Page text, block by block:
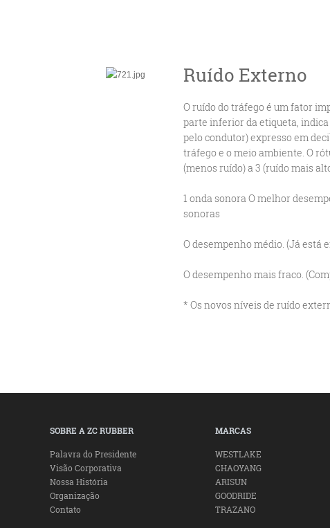
Ruído Externo
O ruído do tráfego é um fator
parte inferior da etiqueta,
pelo condutor) expresso em
tráfego e o meio ambiente. O
(menos ruído) a 3 (ruído mais
1 onda sonora O melhor
sonoras
O desempenho médio. (Já está
O desempenho mais fraco.
* Os novos níveis de ruído
SOBRE A ZC RUBBER
Palavra do Presidente
Visão Corporativa
Nossa História
Organização
Contato
MARCAS
WESTLAKE
CHAOYANG
ARISUN
GOODRIDE
TRAZANO